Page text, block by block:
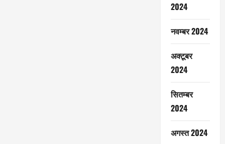
2024
नवम्बर 2024
अक्टूबर
2024
सितम्बर
2024
अगस्त 2024